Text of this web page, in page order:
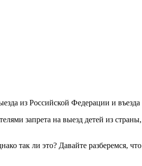
из Российской Федерации и
запрета на выезд детей из
так ли это? Давайте разберемся,